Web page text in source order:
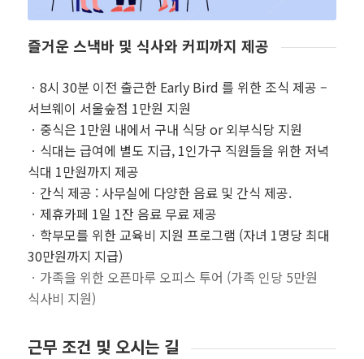
즐거운 스낵바 및 식사와 커피까지 제공
ㆍ8시 30분 이전 출근한 Early Bird 를 위한 조식 제공 –
서브웨이 서울숲점 1만원 지원
ㆍ중식은 1만원 내에서 구내 식당 or 외부식당 지원
ㆍ식대는 급여에 별도 지급, 1인가구 직원들을 위한 저녁
식대 1만원까지 제공
ㆍ간식 제공 : 사무실에 다양한 음료 및 간식 제공.
ㆍ제휴카페 1일 1잔 음료 무료 제공
ㆍ학부모를 위한 교육비 지원 프로그램 (자녀 1명당 최대
30만원까지 지급)
ㆍ가족을 위한 오픈마루 오피스 투어 (가족 인당 5만원
식사비 지원)
근무 조건 및 오시는 길